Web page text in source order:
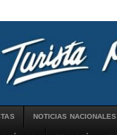
NOTICIAS NACIONALES